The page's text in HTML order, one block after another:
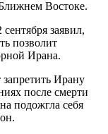
Востоке.
заявил,
позволит
Ирана.
Ирану
после смерти
подожгла себя